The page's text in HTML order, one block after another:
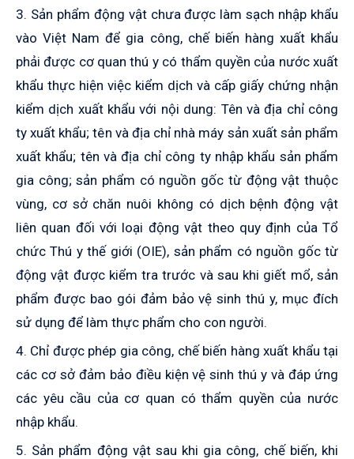
3. Sản phẩm động vật chưa được làm sạch nhập khẩu
vào Việt Nam để gia công, chế biến hàng xuất khẩu
phải được cơ quan thú y có thẩm quyền của nước xuất
khẩu thực hiện việc kiểm dịch và cấp giấy chứng nhận
kiểm dịch xuất khẩu với nội dung: Tên và địa chỉ công
ty xuất khẩu; tên và địa chỉ nhà máy sản xuất sản phẩm
xuất khẩu; tên và địa chỉ công ty nhập khẩu sản phẩm
gia công; sản phẩm có nguồn gốc từ động vật thuộc
vùng, cơ sở chăn nuôi không có dịch bệnh động vật
liên quan đối với loại động vật theo quy định của Tổ
chức Thú y thế giới (OIE), sản phẩm có nguồn gốc từ
động vật được kiểm tra trước và sau khi giết mổ, sản
phẩm được bao gói đảm bảo vệ sinh thú y, mục đích
sử dụng để làm thực phẩm cho con người.
4. Chỉ được phép gia công, chế biến hàng xuất khẩu tại
các cơ sở đảm bảo điều kiện vệ sinh thú y và đáp ứng
các yêu cầu của cơ quan có thẩm quyền của nước
nhập khẩu.
5. Sản phẩm động vật sau khi gia công, chế biến, khi